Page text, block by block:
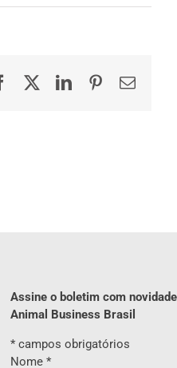
FacebookLinkedInPinterest
E-
Assine o boletim com
Animal Business Brasil
* campos obrigatórios
Nome *